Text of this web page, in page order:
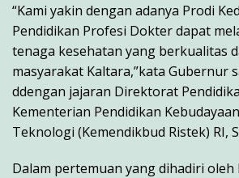
“Kami yakin dengan adanya Prodi
Pendidikan Profesi Dokter dapat
tenaga kesehatan yang berkualitas
masyarakat Kaltara,”kata Gubernur
ddengan jajaran Direktorat
Kementerian Pendidikan
Teknologi (Kemendikbud Ristek) RI,
Dalam pertemuan yang dihadiri